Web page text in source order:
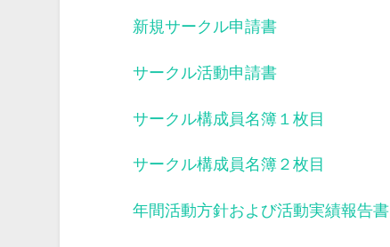
新規サークル申請書
サークル活動申請書
サークル構成員名簿１枚目
サークル構成員名簿２枚目
年間活動方針および活動実績報告書